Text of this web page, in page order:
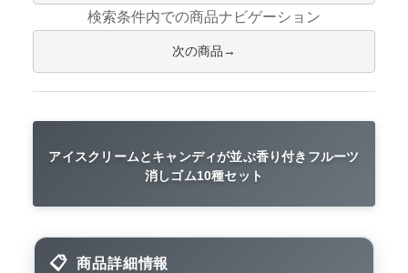
検索条件内での商品ナビゲーション
次の商品
アイスクリームとキャンディが並ぶ香り付きフルーツ
消しゴム10種セット
商品詳細情報